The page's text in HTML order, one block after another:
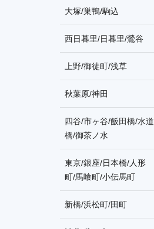
大塚/巣鴨/駒込
西日暮里/日暮里/鶯谷
上野/御徒町/浅草
秋葉原/神田
四谷/市ヶ谷/飯田橋/水道
橋/御茶ノ水
東京/銀座/日本橋/人形
町/馬喰町/小伝馬町
新橋/浜松町/田町